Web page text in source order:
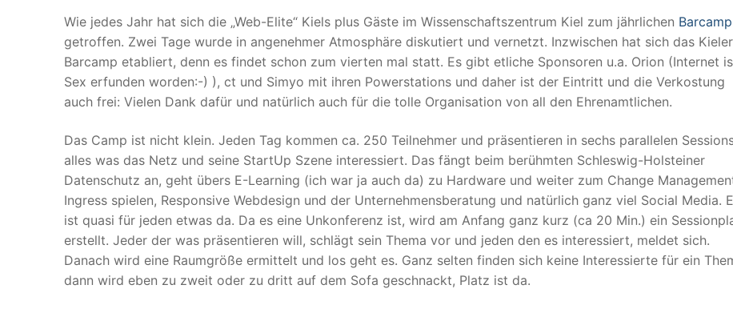
Wie jedes Jahr hat sich die „Web-Elite“ Kiels plus Gäste im Wissenschaftszentrum Kiel zum jährlichen Barcamp
getroffen. Zwei Tage wurde in angenehmer Atmosphäre diskutiert und vernetzt. Inzwischen hat sich das Kieler
Barcamp etabliert, denn es findet schon zum vierten mal statt. Es gibt etliche Sponsoren u.a. Orion (Internet
Sex erfunden worden:-) ), ct und Simyo mit ihren Powerstations und daher ist der Eintritt und die Verkostung
auch frei: Vielen Dank dafür und natürlich auch für die tolle Organisation von all den Ehrenamtlichen.
Das Camp ist nicht klein. Jeden Tag kommen ca. 250 Teilnehmer und präsentieren in sechs parallelen
alles was das Netz und seine StartUp Szene interessiert. Das fängt beim berühmten Schleswig-Holsteiner
Datenschutz an, geht übers E-Learning (ich war ja auch da) zu Hardware und weiter zum Change
Ingress spielen, Responsive Webdesign und der Unternehmensberatung und natürlich ganz viel Social Media.
ist quasi für jeden etwas da. Da es eine Unkonferenz ist, wird am Anfang ganz kurz (ca 20 Min.) ein
erstellt. Jeder der was präsentieren will, schlägt sein Thema vor und jeden den es interessiert, meldet sich.
Danach wird eine Raumgröße ermittelt und los geht es. Ganz selten finden sich keine Interessierte für ein
dann wird eben zu zweit oder zu dritt auf dem Sofa geschnackt, Platz ist da.